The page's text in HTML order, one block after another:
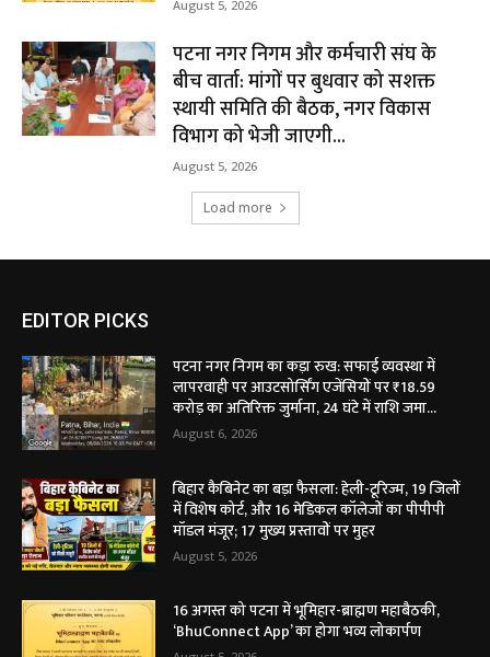
August 5, 2026
पटना नगर निगम और कर्मचारी संघ के
बीच वार्ता: मांगों पर बुधवार को सशक्त
स्थायी समिति की बैठक, नगर विकास
विभाग को भेजी जाएगी...
August 5, 2026
Load more
EDITOR PICKS
पटना नगर निगम का कड़ा रुख: सफाई व्यवस्था में
लापरवाही पर आउटसोर्सिंग एजेंसियों पर ₹18.59
करोड़ का अतिरिक्त जुर्माना, 24 घंटे में राशि जमा...
August 6, 2026
बिहार कैबिनेट का बड़ा फैसला: हेली-टूरिज्म, 19 जिलों
में विशेष कोर्ट, और 16 मेडिकल कॉलेजों का पीपीपी
मॉडल मंजूर; 17 मुख्य प्रस्तावों पर मुहर
August 5, 2026
16 अगस्त को पटना में भूमिहार-ब्राह्मण महाबैठकी,
‘BhuConnect App’ का होगा भव्य लोकार्पण